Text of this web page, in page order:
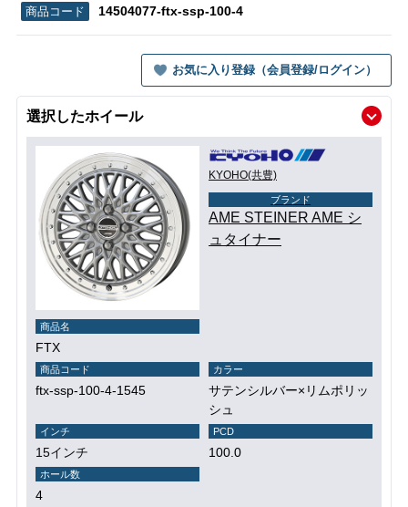
14504077-ftx-ssp-100-4
お気に入り登録（会員登録/ログイン）
選択したホイール
KYOHO(共豊)
ブランド
AME STEINER AME シ
ュタイナー
商品名
FTX
商品コード
ftx-ssp-100-4-1545
カラー
サテンシルバー×リムポリッ
シュ
インチ
15インチ
PCD
100.0
ホール数
4